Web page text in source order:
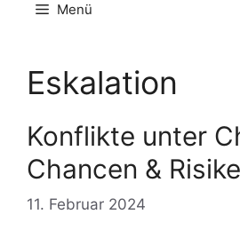
Menü
Eskalation
Konflikte unter
Chancen &
11. Februar 2024